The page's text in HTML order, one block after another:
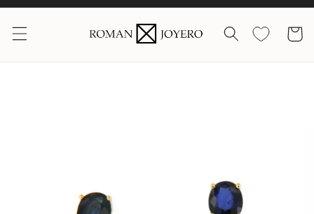
Carrito